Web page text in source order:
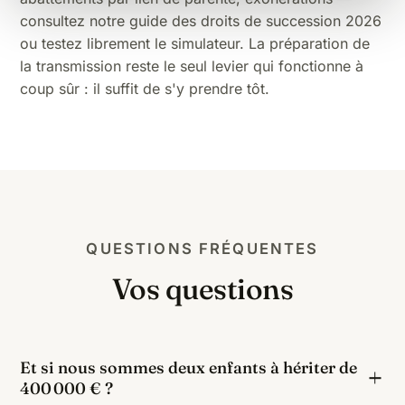
consultez notreguide des droits de succession 2026
ou testez librement le simulateur. La préparation de
la transmission reste le seul levier qui fonctionne à
coup sûr : il suffit de s'y prendre tôt.
QUESTIONS FRÉQUENTES
Vos questions
Et si nous sommes deux enfants à hériter de
400 000 € ?